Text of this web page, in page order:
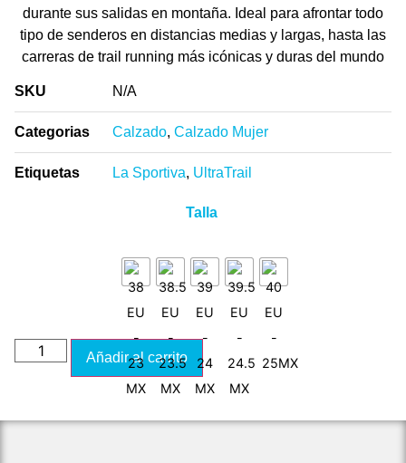
durante sus salidas en montaña. Ideal para afrontar todo
tipo de senderos en distancias medias y largas, hasta las
carreras de trail running más icónicas y duras del mundo
SKU N/A
Categorias Calzado, Calzado Mujer
Etiquetas La Sportiva, UltraTrail
Talla
Añadir al carrito